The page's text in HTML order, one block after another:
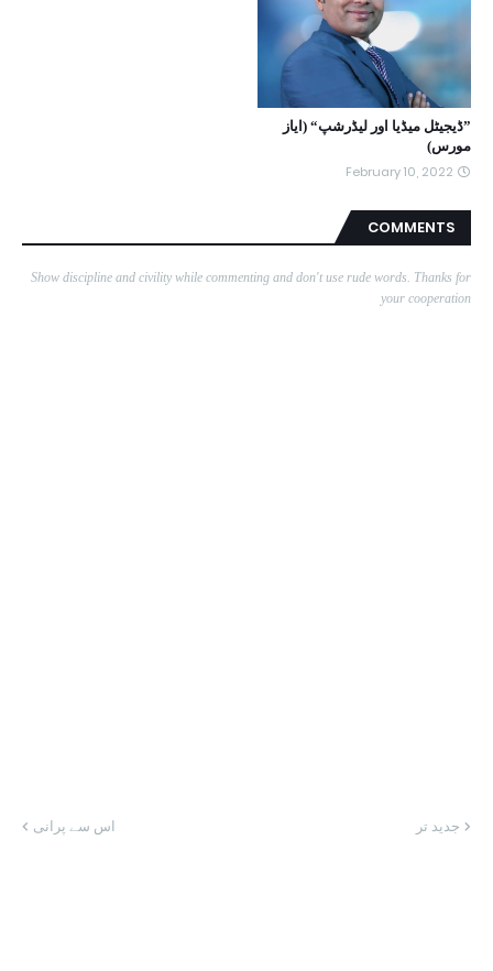
”ڈیجیٹل میڈیا اور لیڈرشپ“ (ایاز
مورس)
February 10, 2022
COMMENTS
Show discipline and civility while commenting and don't use rude words. Thanks for
your cooperation
جدید تر اس سے پرانی